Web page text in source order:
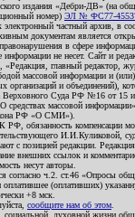
издания «Дебри-
номер) ЭЛ № ФС77-
частный архив, в
документам является
правонарушения в сфере
информации не несет. Сайт и
главный редактор,
массовой информации и
и объединений),
Суда РФ №16 от 15
массовой
РФ «О СМИ»).
обязанность компенсации
И.И.Куликовой,
с позицией редакции.
внешних ссылок и
несут авторы.
согласно ч.2. ст.46 «Опросы
оплатившее (оплативших)
+8 мск.
сообщите нам об этом
социальной, духовной жизни